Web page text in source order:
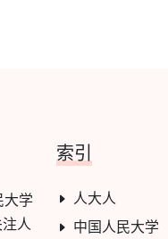
大学
人
索引
人大人
中国人民大学